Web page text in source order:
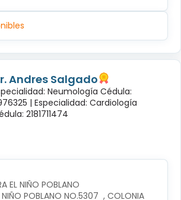
Andres Salgado
Neumología Cédula:
| Especialidad: Cardiología
2181711474
EL NIÑO POBLANO
NIÑO POBLANO NO.5307  , COLONIA